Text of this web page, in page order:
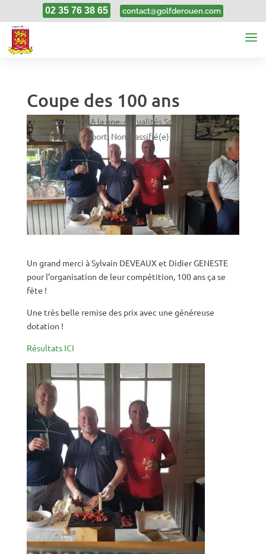
02 35 76 38 65 contact@golfderouen.com
Coupe des 100 ans
12, Sep, 2022 |A la une,Actualités Sportives,
L'association, Le sport, Non classifié(e)
Un grand merci à Sylvain DEVEAUX et Didier GENESTE
pour l’organisation de leur compétition, 100 ans ça se
fête !
Une très belle remise des prix avec une généreuse
dotation !
Résultats ICI